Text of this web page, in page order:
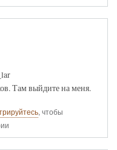
Там выйдите на меня.
, чтобы